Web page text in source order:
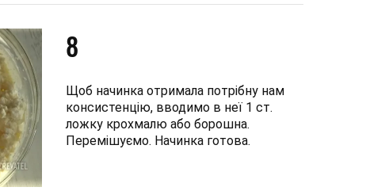
8
Щоб начинка отримала потрібну нам
консистенцію, вводимо в неї 1 ст.
ложку крохмалю або борошна.
Перемішуємо. Начинка готова.